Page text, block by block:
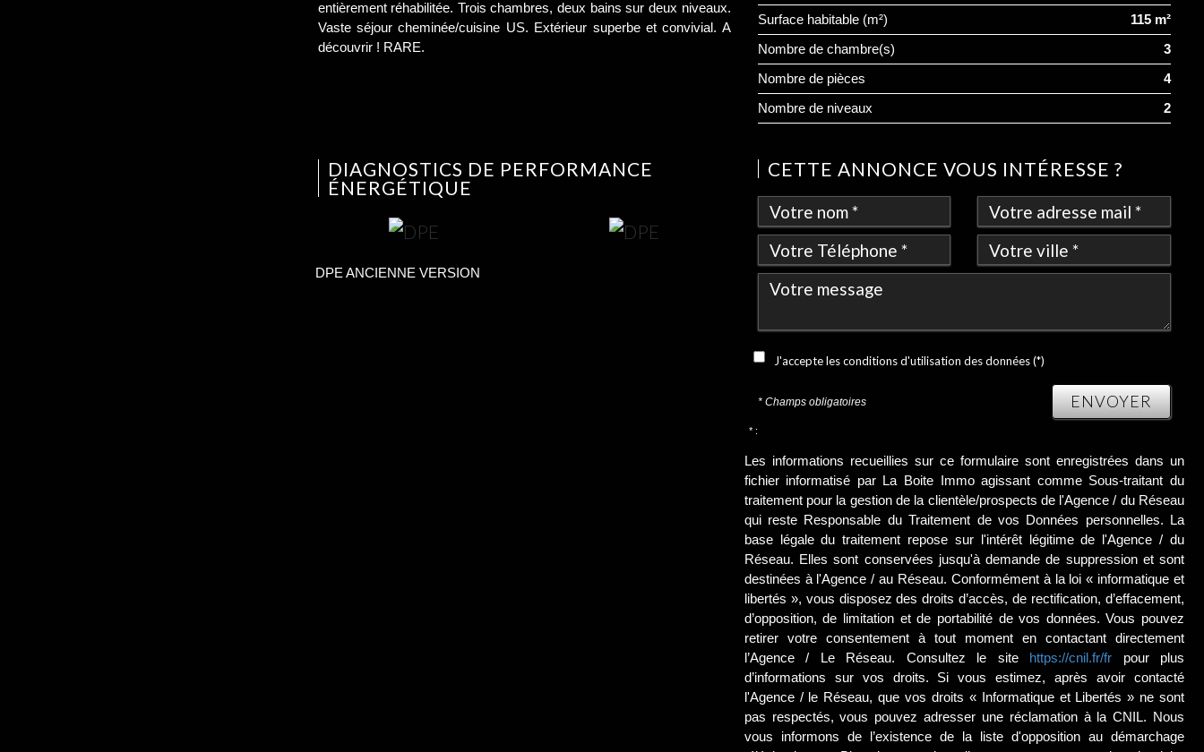
entièrement réhabilitée. Trois chambres, deux bains sur deux niveaux.
Vaste séjour cheminée/cuisine US. Extérieur superbe et convivial. A
découvrir ! RARE.
Surface habitable (m²) 115 m²
Nombre de chambre(s) 3
Nombre de pièces 4
Nombre de niveaux 2
DIAGNOSTICS DE PERFORMANCE
ÉNERGÉTIQUE
DPE ANCIENNE VERSION
CETTE ANNONCE VOUS INTÉRESSE ?
J'accepte les conditions d'utilisation des données (*)
* Champs obligatoires ENVOYER
* :
Les informations recueillies sur ce formulaire sont enregistrées dans un
fichier informatisé par La Boite Immo agissant comme Sous-traitant du
traitement pour la gestion de la clientèle/prospects de l'Agence / du Réseau
qui reste Responsable du Traitement de vos Données personnelles. La
base légale du traitement repose sur l'intérêt légitime de l'Agence / du
Réseau. Elles sont conservées jusqu'à demande de suppression et sont
destinées à l'Agence / au Réseau. Conformément à la loi « informatique et
libertés », vous disposez des droits d’accès, de rectification, d’effacement,
d’opposition, de limitation et de portabilité de vos données. Vous pouvez
retirer votre consentement à tout moment en contactant directement
l’Agence / Le Réseau. Consultez le site
https://cnil.fr/fr pour plus
d’informations sur vos droits. Si vous estimez, après avoir contacté
l'Agence / le Réseau, que vos droits « Informatique et Libertés » ne sont
pas respectés, vous pouvez adresser une réclamation à la CNIL. Nous
vous informons de l’existence de la liste d'opposition au démarchage